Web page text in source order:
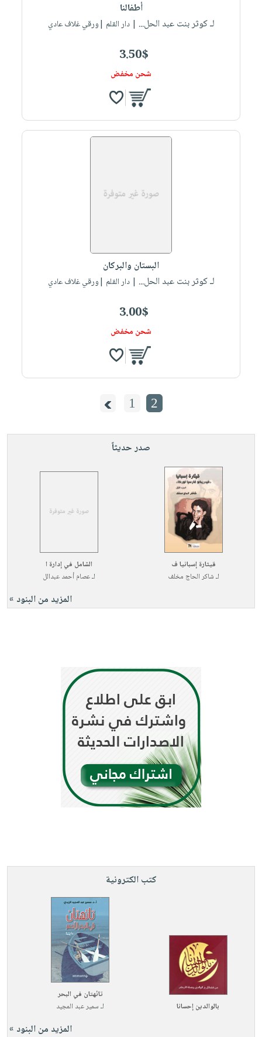
أطفالنا
لـ كوثر بنت عبد الحل... | دار القلم |ورقي غلاف عادي
3.50$
شحن مخفض
البستان والبركان
لـ كوثر بنت عبد الحل... | دار القلم |ورقي غلاف عادي
3.00$
شحن مخفض
1 2
صدر حديثاً
قيثارة إسبانيا ف
لـشاكر الحاج مخلف
الشامل في إدارة ا
لـعصام أحمد عبدالل
المزيد من البنود »
كتب الكترونية
بالوالدين إحسانا
تائهتان في البحر
لـسمير عبد المجيد
المزيد من البنود »